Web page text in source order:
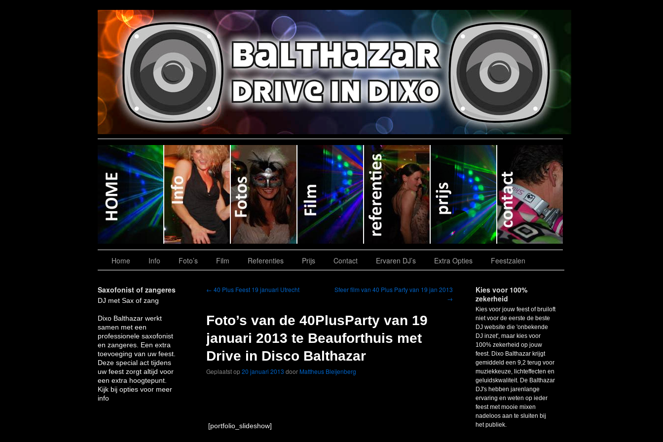
Home Info Foto’s Film Referenties Prijs Contact Ervaren DJ’s Extra Opties Feestzalen
Saxofonist of zangeres
DJ met Sax of zang
Dixo Balthazar werkt
samen met een
professionele saxofonist
en zangeres. Een extra
toevoeging van uw feest.
Deze special act tijdens
uw feest zorgt altijd voor
een extra hoogtepunt.
Kijk bij opties voor meer
info
Kies voor 100%
zekerheid
Kies voor jouw feest of bruiloft
niet voor de eerste de beste
DJ website die 'onbekende
DJ inzet', maar kies voor
100% zekerheid op jouw
feest. Dixo Balthazar krijgt
gemiddeld een 9,2 terug voor
muziekkeuze, lichteffecten en
geluidskwaliteit. De Balthazar
DJ's hebben jarenlange
ervaring en weten op ieder
feest met mooie mixen
nadeloos aan te sluiten bij
het publiek.
← 40 Plus Feest 19 januari Utrecht
Sfeer film van 40 Plus Party van 19 jan 2013
→
Foto’s van de 40PlusParty van 19
januari 2013 te Beauforthuis met
Drive in Disco Balthazar
Geplaatst op20 januari 2013 door Mattheus Bleijenberg
[portfolio_slideshow]